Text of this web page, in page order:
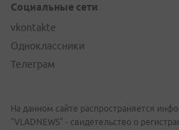
Социальные сети
vkontakte
Одноклассники
Телеграм
На данном сайте распространяется
"VLADNEWS" - свидетельство о